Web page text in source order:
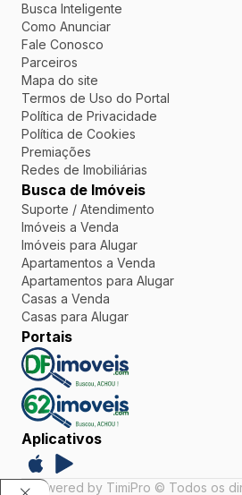
Busca Inteligente
Como Anunciar
Fale Conosco
Parceiros
Mapa do site
Termos de Uso do Portal
Política de Privacidade
Política de Cookies
Premiações
Redes de Imobiliárias
Busca de Imóveis
Suporte / Atendimento
Imóveis a Venda
Imóveis para Alugar
Apartamentos a Venda
Apartamentos para Alugar
Casas a Venda
Casas para Alugar
Portais
Aplicativos
Powered by TimiPro © Todos os